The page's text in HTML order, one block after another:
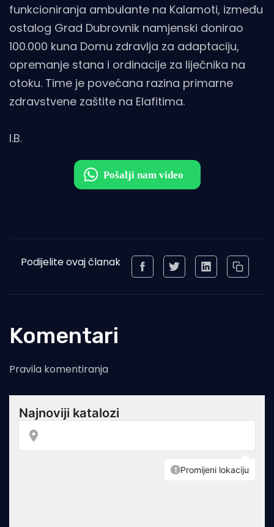
funkcioniranja ambulante na Kalamoti, između
ostalog Grad Dubrovnik namjenski donirao
100.000 kuna Domu zdravlja za adaptaciju,
opremanje stana i ordinacije za liječnika na
otoku. Time je povećana razina primarne
zdravstvene zaštite na Elafitima.
I.B.
Podijelite ovaj članak
Komentari
Pravila komentiranja